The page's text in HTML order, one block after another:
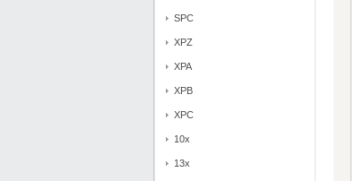
SPC
XPZ
XPA
XPB
XPC
10x
13x